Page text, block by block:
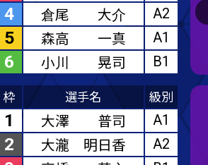
大瀧 明日香 A2
高橋 英之 B1
中辻 博訓 A2
中村 裕将 B1
土屋 太朗 B1